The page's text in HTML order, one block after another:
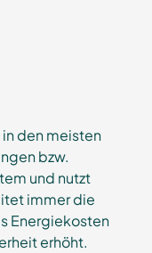
den meisten
bzw.
und nutzt
immer die
Energiekosten
erhöht.